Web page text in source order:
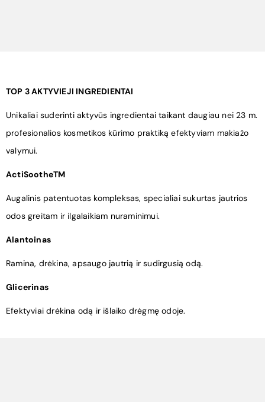
TOP 3 AKTYVIEJI INGREDIENTAI
Unikaliai suderinti aktyvūs ingredientai taikant daugiau nei 23 m.
profesionalios kosmetikos kūrimo praktiką efektyviam makiažo
valymui.
ActiSootheTM
Augalinis patentuotas kompleksas, specialiai sukurtas jautrios
odos greitam ir ilgalaikiam nuraminimui.
Alantoinas
Ramina, drėkina, apsaugo jautrią ir sudirgusią odą.
Glicerinas
Efektyviai drėkina odą ir išlaiko drėgmę odoje.